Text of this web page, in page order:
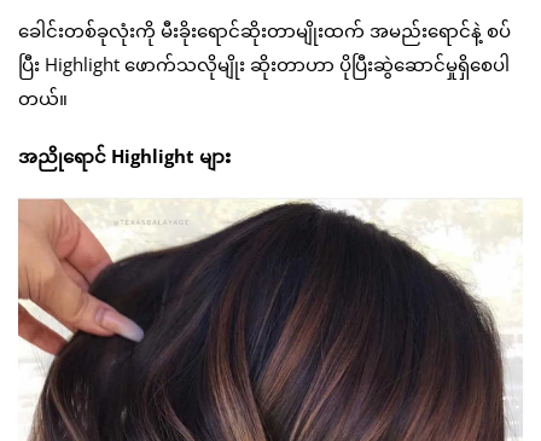
ခေါင်းတစ်ခုလုံးကို မီးခိုးရောင်ဆိုးတာမျိုးထက် အမည်းရောင်နဲ့ စပ်
ပြီး Highlight ဖောက်သလိုမျိုး ဆိုးတာဟာ ပိုပြီးဆွဲဆောင်မှုရှိစေပါ
တယ်။
အညိုရောင် Highlight များ